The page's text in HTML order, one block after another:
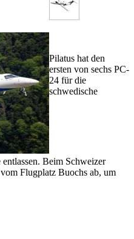
Pilatus hat den
ersten von sechs PC-
24 für die
schwedische
Beim Schweizer
Flugplatz Buochs ab, um